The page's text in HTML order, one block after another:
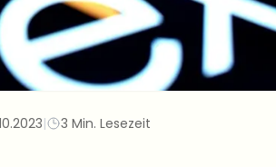
| 3 Min. Lesezeit